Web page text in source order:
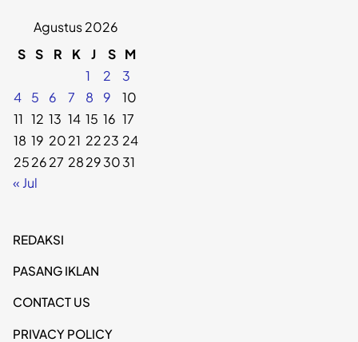
Agustus 2026
S S R K J S M
1
2
3
4
5 6 7 8 9
10
11 12 13 14 15 16 17
18 19 2021 2223 24
252627 28293031
« Jul
REDAKSI
PASANG IKLAN
CONTACT US
PRIVACY POLICY